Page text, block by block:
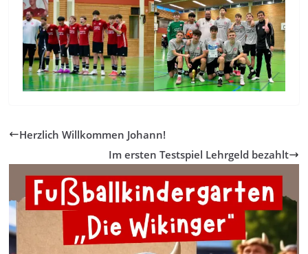
Herzlich Willkommen Johann!
Im ersten Testspiel Lehrgeld bezahlt